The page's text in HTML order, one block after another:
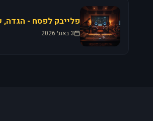
3 באוג׳ 2026